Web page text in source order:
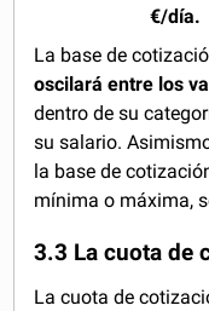
€/día.
La base de
oscilará entre los
dentro de su
su salario.
la base de
mínima o máxima,
3.3 La cuota de
La cuota de